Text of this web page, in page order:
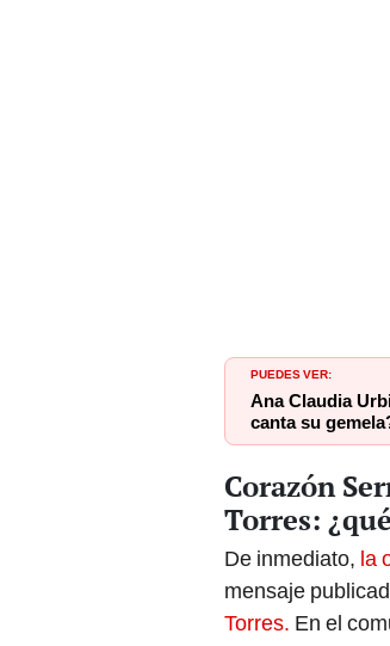
PUEDES VER:
Ana Claudia
canta su
Corazón
Torres:
De inmediato, la
mensaje
Torres. En el